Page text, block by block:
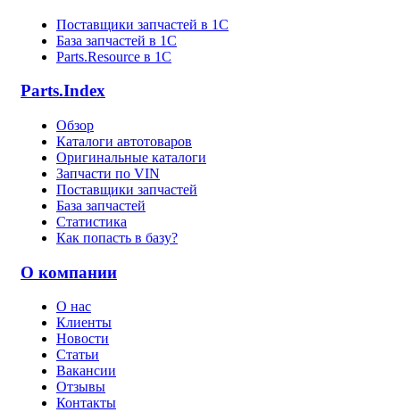
Поставщики запчастей в 1C
База запчастей в 1С
Parts.Resource в 1C
Parts.Index
Обзор
Каталоги автотоваров
Оригинальные каталоги
Запчасти по VIN
Поставщики запчастей
База запчастей
Статистика
Как попасть в базу?
О компании
О нас
Клиенты
Новости
Статьи
Вакансии
Отзывы
Контакты